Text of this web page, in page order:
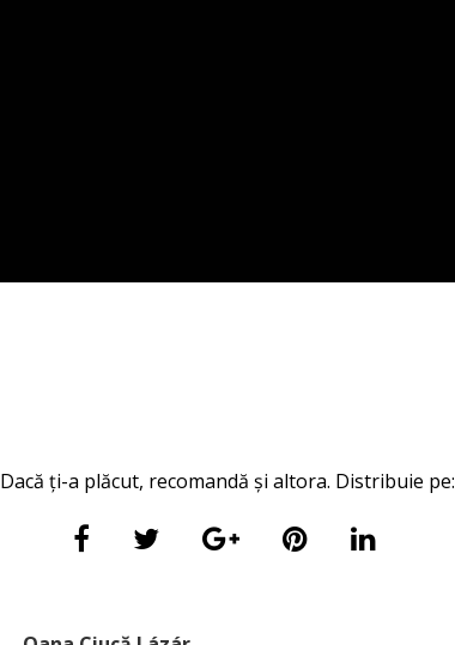
Dacă ți-a plăcut, recomandă și altora. Distribuie pe: